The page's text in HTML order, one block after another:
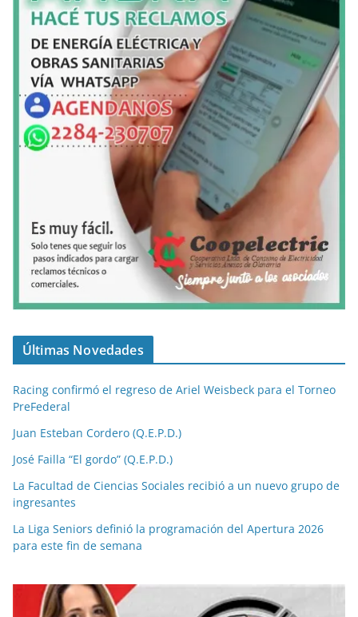
Últimas Novedades
Racing confirmó el regreso de Ariel Weisbeck para el Torneo
PreFederal
Juan Esteban Cordero (Q.E.P.D.)
José Failla “El gordo” (Q.E.P.D.)
La Facultad de Ciencias Sociales recibió a un nuevo grupo de
ingresantes
La Liga Seniors definió la programación del Apertura 2026
para este fin de semana